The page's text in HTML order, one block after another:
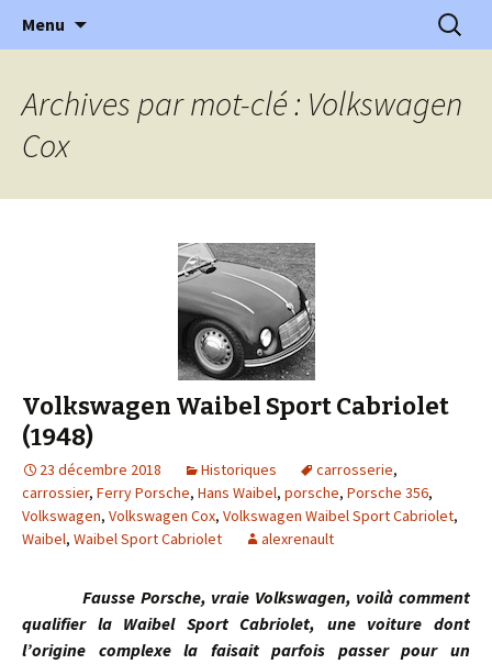
l'Automobile Ancienne
l'automobile ancienne : articles, historiques
…
Menu
Archives par mot-clé : Volkswagen
Cox
Volkswagen Waibel Sport Cabriolet
(1948)
23 décembre 2018 Historiques carrosserie,
carrossier, Ferry Porsche, Hans Waibel, porsche, Porsche 356,
Volkswagen, Volkswagen Cox, Volkswagen Waibel Sport Cabriolet,
Waibel, Waibel Sport Cabriolet alexrenault
Fausse Porsche, vraie Volkswagen, voilà comment
qualifier la Waibel Sport Cabriolet, une voiture dont
l’origine complexe la faisait parfois passer pour un